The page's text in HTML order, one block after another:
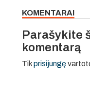
KOMENTARAI
Parašykite
komentarą
Tikprisijungę